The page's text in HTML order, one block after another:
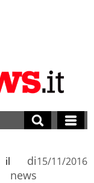
di
news
il 15/11/2016